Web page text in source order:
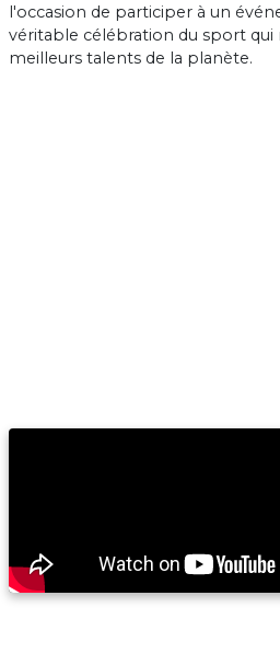
l'occasion de participer à un
véritable célébration du sport
meilleurs talents de la planète.